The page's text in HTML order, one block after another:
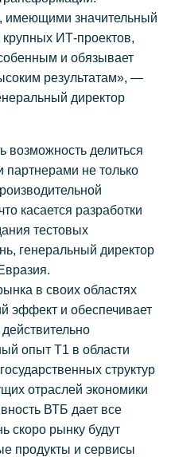
имеющими значительный
крупных ИТ-проектов,
и обязывает
результатам», —
директор
возможность делиться
не только
касается разработки
тестовых
генеральный директор
в своих областях
эффект и обеспечивает
опыт Т1 в области
структур
отраслей экономики
ВТБ дает все
скоро рынку будут
продукты и сервисы